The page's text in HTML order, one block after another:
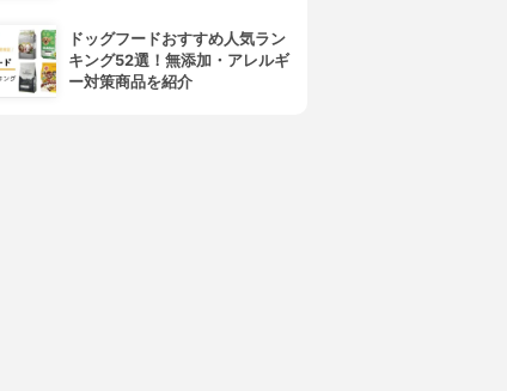
ドッグフードおすすめ人気ラン
キング52選！無添加・アレルギ
ー対策商品を紹介